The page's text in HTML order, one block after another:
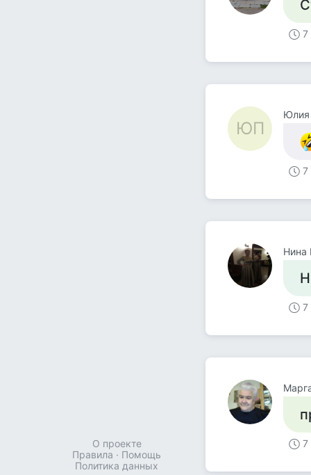
О проекте
Правила · Помощь
Политика данных
7
ЮП
7
Нина
7
7